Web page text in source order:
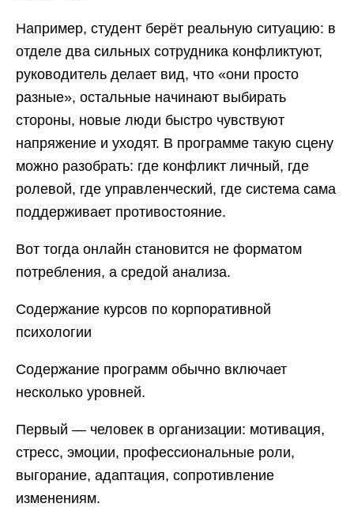
Например, студент берёт реальную ситуацию: в
отделе два сильных сотрудника конфликтуют,
руководитель делает вид, что «они просто
разные», остальные начинают выбирать
стороны, новые люди быстро чувствуют
напряжение и уходят. В программе такую сцену
можно разобрать: где конфликт личный, где
ролевой, где управленческий, где система сама
поддерживает противостояние.
Вот тогда онлайн становится не форматом
потребления, а средой анализа.
Содержание курсов по корпоративной
психологии
Содержание программ обычно включает
несколько уровней.
Первый — человек в организации: мотивация,
стресс, эмоции, профессиональные роли,
выгорание, адаптация, сопротивление
изменениям.